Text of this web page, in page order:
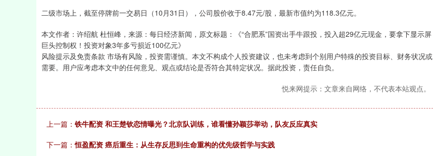
二级市场上，截至停牌前一交易日（10月31日），公司股价收于8.47元/股，最新市值约为118.3亿元。
本文作者：许绍航 杜恒峰，来源：每日经济新闻，原文标题：《“合肥系”国资出手牛跟投，投入超29亿元现金，要拿下显示屏
巨头控制权！投资对象3年多亏损近100亿元》
风险提示及免责条款 市场有风险，投资需谨慎。本文不构成个人投资建议，也未考虑到个别用户特殊的投资目标、财务状况或
需要。用户应考虑本文中的任何意见、观点或结论是否符合其特定状况。据此投资，责任自负。
悦来网提示：文章来自网络，不代表本站观点。
上一篇： 铁牛配资 和王楚钦恋情曝光？北京队训练，谁看懂孙颖莎举动，队友反应真实
下一篇：恒盈配资 癌后重生：从生存反思到生命重构的优先级哲学与实践